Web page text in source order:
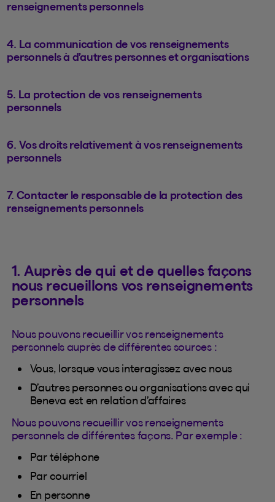
renseignements personnels
4. La communication de vos renseignements
personnels à d’autres personnes et organisations
5. La protection de vos renseignements
personnels
6. Vos droits relativement à vos renseignements
personnels
7. Contacter le responsable de la protection des
renseignements personnels
1. Auprès de qui et de quelles façons
nous recueillons vos renseignements
personnels
Nous pouvons recueillir vos renseignements
personnels auprès de différentes sources :
Vous, lorsque vous interagissez avec nous
D’autres personnes ou organisations avec qui
Beneva est en relation d’affaires
Nous pouvons recueillir vos renseignements
personnels de différentes façons. Par exemple :
Par téléphone
Par courriel
En personne